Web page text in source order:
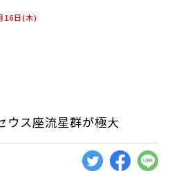
16日(木)
ス座流星群が極大